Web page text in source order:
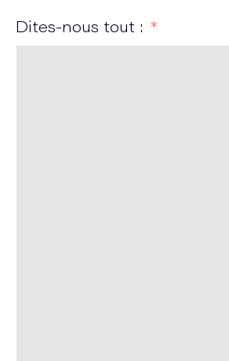
Dites-nous tout :